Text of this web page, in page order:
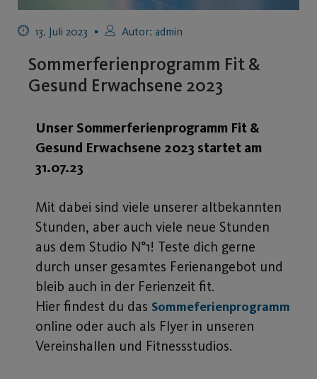
13. Juli 2023 Autor: admin
Sommerferienprogramm Fit &
Gesund Erwachsene 2023
Unser Sommerferienprogramm Fit &
Gesund Erwachsene 2023 startet am
31.07.23
Mit dabei sind viele unserer altbekannten
Stunden, aber auch viele neue Stunden
aus dem Studio N°1! Teste dich gerne
durch unser gesamtes Ferienangebot und
bleib auch in der Ferienzeit fit.
Hier findest du das Sommeferienprogramm
online oder auch als Flyer in unseren
Vereinshallen und Fitnessstudios.